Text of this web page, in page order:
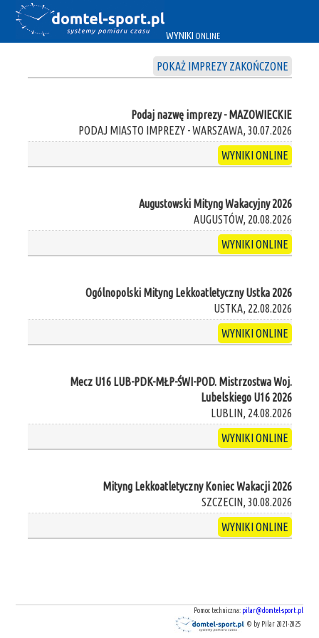
WYNIKI ONLINE
POKAŻ IMPREZY ZAKOŃCZONE
Podaj nazwę imprezy - MAZOWIECKIE
PODAJ MIASTO IMPREZY - WARSZAWA, 30.07.2026
WYNIKI ONLINE
Augustowski Mityng Wakacyjny 2026
AUGUSTÓW, 20.08.2026
WYNIKI ONLINE
Ogólnopolski Mityng Lekkoatletyczny Ustka 2026
USTKA, 22.08.2026
WYNIKI ONLINE
Mecz U16 LUB-PDK-MŁP-ŚWI-POD. Mistrzostwa Woj.
Lubelskiego U16 2026
LUBLIN, 24.08.2026
WYNIKI ONLINE
Mityng Lekkoatletyczny Koniec Wakacji 2026
SZCZECIN, 30.08.2026
WYNIKI ONLINE
Pomoc techniczna: pilar@domtel-sport.pl
© by Pilar 2021-2025